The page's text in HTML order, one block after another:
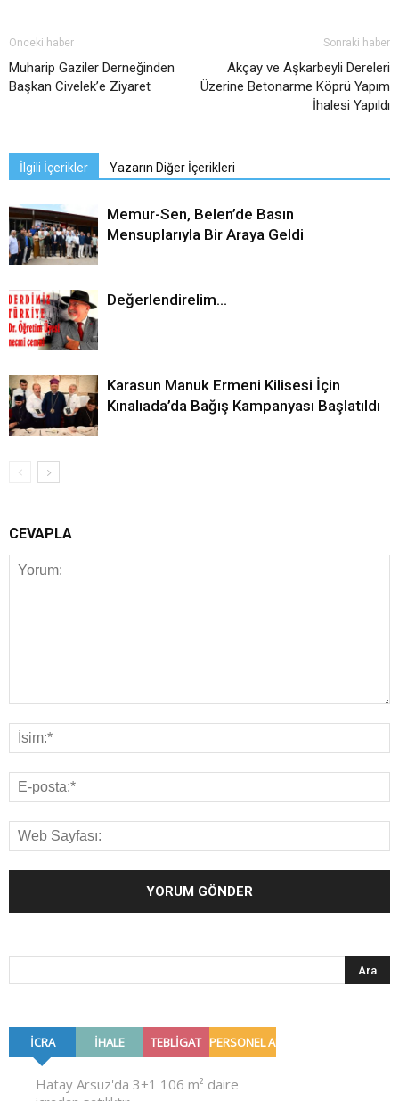
Önceki haber
Muharip Gaziler Derneğinden
Başkan Civelek’e Ziyaret
Sonraki haber
Akçay ve Aşkarbeyli Dereleri
Üzerine Betonarme Köprü Yapım
İhalesi Yapıldı
İlgili İçerikler Yazarın Diğer İçerikleri
Memur-Sen, Belen’de Basın
Mensuplarıyla Bir Araya Geldi
Değerlendirelim…
Karasun Manuk Ermeni Kilisesi İçin
Kınalıada’da Bağış Kampanyası Başlatıldı
CEVAPLA